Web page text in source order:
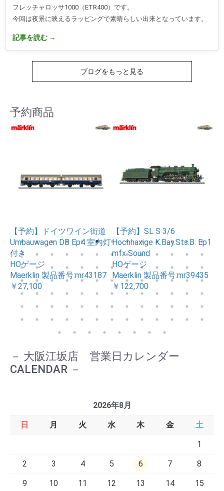
フレッチャロッサ1000（ETR400）です。
今回は夜景に映えるラッピングで素晴らしい出来となっています。
記事を読む →
ブログをもっと見る
予約商品
【予約】ドイツワイン街道
Umbauwagen DB Ep4 室内灯
付き
HOゲージ
Maerklin 製品番号:mr43187
￥27,100
【予約】SL S 3/6
Hochhaxige K.Bay.Sts.B. Ep1
mfx Sound
HOゲージ
Maerklin 製品番号:mr39435
￥122,700
－ 大阪江坂店 営業日カレンダー
CALENDAR －
2026年8月
日 月 火 水 木 金 土
1
2 3 4 5 6 7 8
9 10 11 12 13 14 15